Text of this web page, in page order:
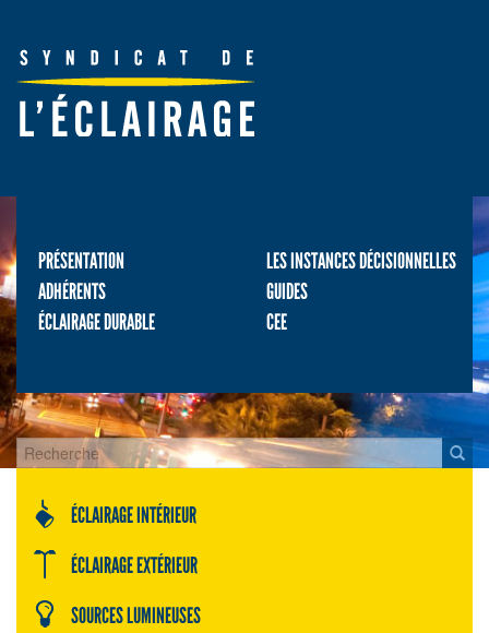
PRÉSENTATION
LES INSTANCES DÉCISIONNELLES
ADHÉRENTS
GUIDES
ÉCLAIRAGE DURABLE
CEE
ÉCLAIRAGE INTÉRIEUR
ÉCLAIRAGE EXTÉRIEUR
SOURCES LUMINEUSES